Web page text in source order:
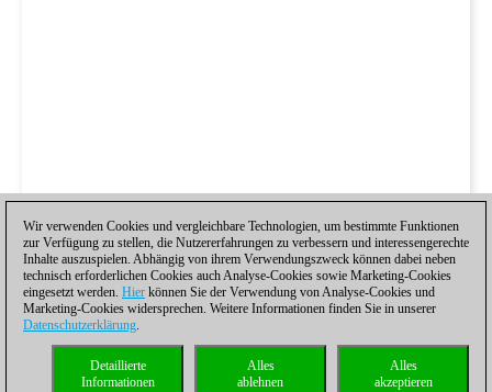
Wir verwenden Cookies und vergleichbare Technologien, um bestimmte Funktionen
zur Verfügung zu stellen, die Nutzererfahrungen zu verbessern und interessengerechte
Inhalte auszuspielen. Abhängig von ihrem Verwendungszweck können dabei neben
technisch erforderlichen Cookies auch Analyse-Cookies sowie Marketing-Cookies
eingesetzt werden. Hier können Sie der Verwendung von Analyse-Cookies und
Marketing-Cookies widersprechen. Weitere Informationen finden Sie in unserer
Datenschutzerklärung.
Alles
akzeptieren
Alles
ablehnen
Detaillierte
Informationen